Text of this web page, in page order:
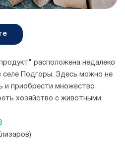
расположена недалеко
селе Подгоры. Здесь можно не
и приобрести множество
хозяйство с животными.